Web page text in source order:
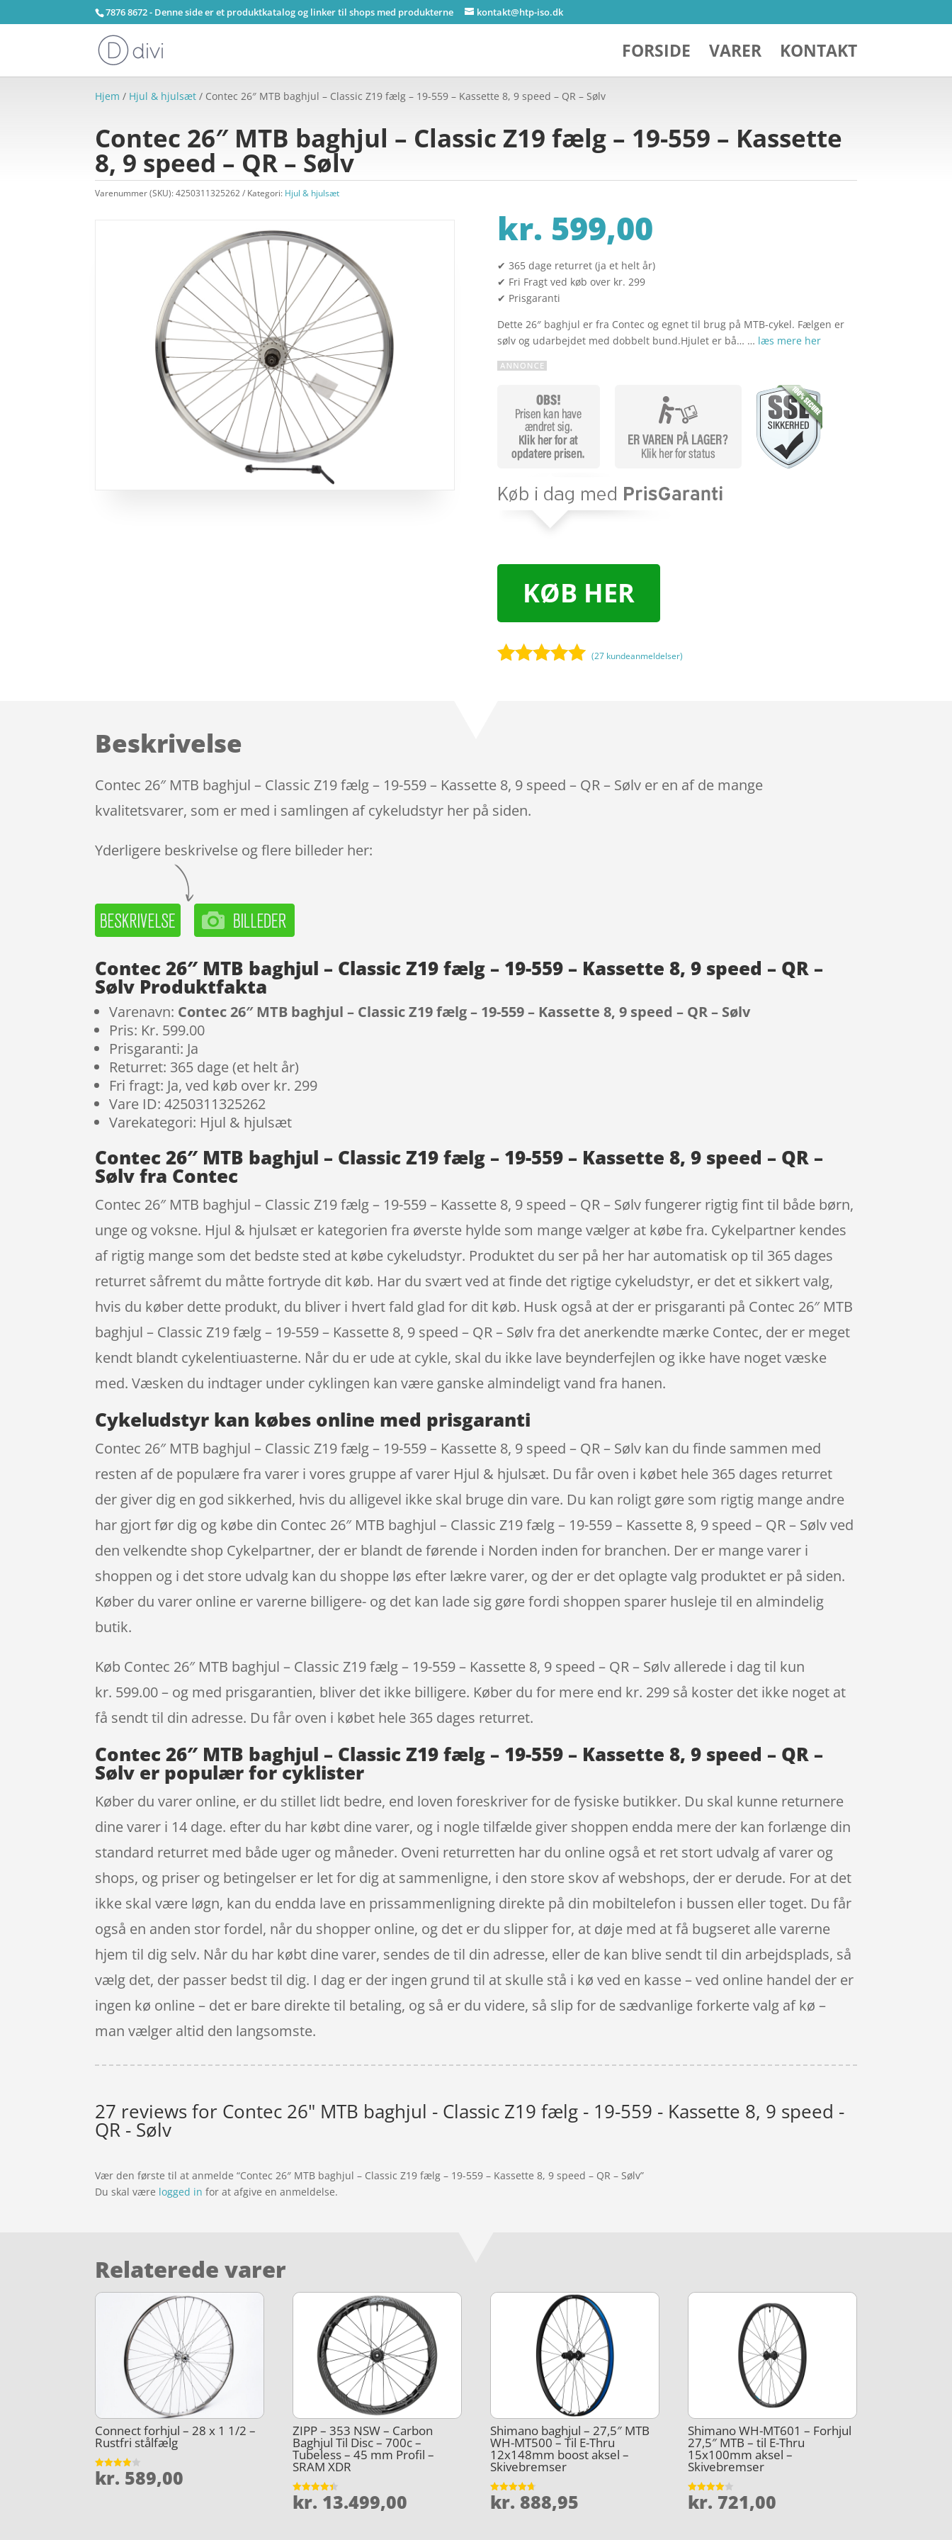
7876 8672 - Denne side er et produktkatalog og linker til shops med produkterne kontakt@htp-iso.dk
FORSIDE VARER KONTAKT
Hjem / Hjul & hjulsæt / Contec 26″ MTB baghjul – Classic Z19 fælg – 19-559 – Kassette 8, 9 speed – QR – Sølv
Contec 26″ MTB baghjul – Classic Z19 fælg – 19-559 – Kassette
8, 9 speed – QR – Sølv
Varenummer (SKU):4250311325262 Kategori: Hjul & hjulsæt
kr. 599,00
✔ 365 dage returret (ja et helt år)
✔ Fri Fragt ved køb over kr. 299
✔ Prisgaranti
Dette 26″ baghjul er fra Contec og egnet til brug på MTB-cykel. Fælgen er
sølv og udarbejdet med dobbelt bund.Hjulet er bå… … læs mere her
KØB HER
(27 kundeanmeldelser)
Beskrivelse
Contec 26″ MTB baghjul – Classic Z19 fælg – 19-559 – Kassette 8, 9 speed – QR – Sølv er en af de mange
kvalitetsvarer, som er med i samlingen af cykeludstyr her på siden.
Yderligere beskrivelse og flere billeder her:
Contec 26″ MTB baghjul – Classic Z19 fælg – 19-559 – Kassette 8, 9 speed – QR –
Sølv Produktfakta
Varenavn: Contec 26″ MTB baghjul – Classic Z19 fælg – 19-559 – Kassette 8, 9 speed – QR – Sølv
Pris: Kr. 599.00
Prisgaranti: Ja
Returret: 365 dage (et helt år)
Fri fragt: Ja, ved køb over kr. 299
Vare ID: 4250311325262
Varekategori: Hjul & hjulsæt
Contec 26″ MTB baghjul – Classic Z19 fælg – 19-559 – Kassette 8, 9 speed – QR –
Sølv fra Contec
Contec 26″ MTB baghjul – Classic Z19 fælg – 19-559 – Kassette 8, 9 speed – QR – Sølv fungerer rigtig fint til både børn,
unge og voksne. Hjul & hjulsæt er kategorien fra øverste hylde som mange vælger at købe fra. Cykelpartner kendes
af rigtig mange som det bedste sted at købe cykeludstyr. Produktet du ser på her har automatisk op til 365 dages
returret såfremt du måtte fortryde dit køb. Har du svært ved at finde det rigtige cykeludstyr, er det et sikkert valg,
hvis du køber dette produkt, du bliver i hvert fald glad for dit køb. Husk også at der er prisgaranti på Contec 26″ MTB
baghjul – Classic Z19 fælg – 19-559 – Kassette 8, 9 speed – QR – Sølv fra det anerkendte mærke Contec, der er meget
kendt blandt cykelentiuasterne. Når du er ude at cykle, skal du ikke lave beynderfejlen og ikke have noget væske
med. Væsken du indtager under cyklingen kan være ganske almindeligt vand fra hanen.
Cykeludstyr kan købes online med prisgaranti
Contec 26″ MTB baghjul – Classic Z19 fælg – 19-559 – Kassette 8, 9 speed – QR – Sølv kan du finde sammen med
resten af de populære fra varer i vores gruppe af varer Hjul & hjulsæt. Du får oven i købet hele 365 dages returret
der giver dig en god sikkerhed, hvis du alligevel ikke skal bruge din vare. Du kan roligt gøre som rigtig mange andre
har gjort før dig og købe din Contec 26″ MTB baghjul – Classic Z19 fælg – 19-559 – Kassette 8, 9 speed – QR – Sølv ved
den velkendte shop Cykelpartner, der er blandt de førende i Norden inden for branchen. Der er mange varer i
shoppen og i det store udvalg kan du shoppe løs efter lækre varer, og der er det oplagte valg produktet er på siden.
Køber du varer online er varerne billigere- og det kan lade sig gøre fordi shoppen sparer husleje til en almindelig
butik.
Køb Contec 26″ MTB baghjul – Classic Z19 fælg – 19-559 – Kassette 8, 9 speed – QR – Sølv allerede i dag til kun
kr. 599.00 – og med prisgarantien, bliver det ikke billigere. Køber du for mere end kr. 299 så koster det ikke noget at
få sendt til din adresse. Du får oven i købet hele 365 dages returret.
Contec 26″ MTB baghjul – Classic Z19 fælg – 19-559 – Kassette 8, 9 speed – QR –
Sølv er populær for cyklister
Køber du varer online, er du stillet lidt bedre, end loven foreskriver for de fysiske butikker. Du skal kunne returnere
dine varer i 14 dage. efter du har købt dine varer, og i nogle tilfælde giver shoppen endda mere der kan forlænge din
standard returret med både uger og måneder. Oveni returretten har du online også et ret stort udvalg af varer og
shops, og priser og betingelser er let for dig at sammenligne, i den store skov af webshops, der er derude. For at det
ikke skal være løgn, kan du endda lave en prissammenligning direkte på din mobiltelefon i bussen eller toget. Du får
også en anden stor fordel, når du shopper online, og det er du slipper for, at døje med at få bugseret alle varerne
hjem til dig selv. Når du har købt dine varer, sendes de til din adresse, eller de kan blive sendt til din arbejdsplads, så
vælg det, der passer bedst til dig. I dag er der ingen grund til at skulle stå i kø ved en kasse – ved online handel der er
ingen kø online – det er bare direkte til betaling, og så er du videre, så slip for de sædvanlige forkerte valg af kø –
man vælger altid den langsomste.
27 reviews for Contec 26" MTB baghjul - Classic Z19 fælg - 19-559 - Kassette 8, 9 speed -
QR - Sølv
Vær den første til at anmelde “Contec 26″ MTB baghjul – Classic Z19 fælg – 19-559 – Kassette 8, 9 speed – QR – Sølv”
Du skal være logged in for at afgive en anmeldelse.
Relaterede varer
Connect forhjul – 28 x 1 1/2 –
Rustfri stålfælg
Vurderet
3.9
kr. 589,00
ZIPP – 353 NSW – Carbon
Baghjul Til Disc – 700c –
Tubeless – 45 mm Profil –
SRAM XDR
Vurderet
4.4
kr. 13.499,00
Shimano baghjul – 27,5″ MTB
WH-MT500 – Til E-Thru
12x148mm boost aksel –
Skivebremser
Vurderet
4.7
kr. 888,95
Shimano WH-MT601 – Forhjul
27,5″ MTB – til E-Thru
15x100mm aksel –
Skivebremser
Vurderet
4
kr. 721,00